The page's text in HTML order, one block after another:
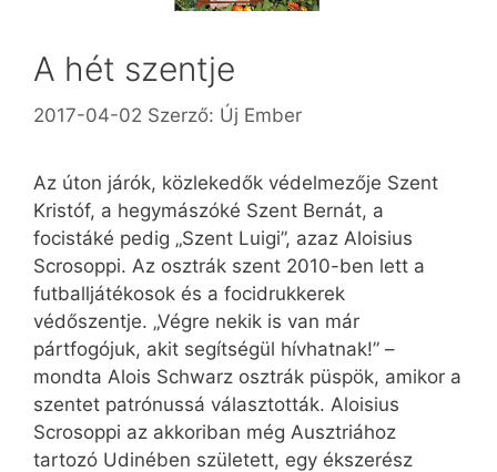
A hét szentje
2017-04-02 Szerző: Új Ember
Az úton járók, közlekedők védelmezője Szent
Kristóf, a hegymászóké Szent Bernát, a
focistáké pedig „Szent Luigi”, azaz ­Aloisius
Scrosoppi. Az osztrák szent 2010-ben lett a
futballjátékosok és a focidrukkerek
védőszentje. „Végre nekik is van már
pártfogójuk, akit segítségül hívhatnak!” –
mondta Alois Schwarz osztrák püspök, amikor a
szentet patrónussá választották. Aloisius
Scrosoppi az akkoriban még Ausztriához
tartozó Udinében született, egy ékszerész